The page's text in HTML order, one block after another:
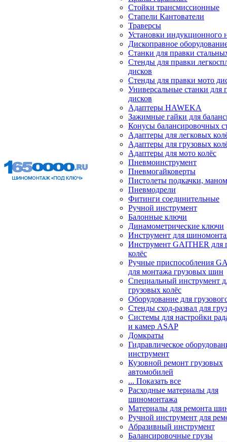
Стойки трансмиссионные
Стапели Кантователи
Траверсы
Установки индукционного
Дископравное
Станки для правки
Стенды для правки
дисков
Стенды для правки мото
Универсальные станки для
дисков
Адаптеры HAWEKA
Зажимные гайки для
Конусы балансировочных
Адаптеры для легковых
Адаптеры для грузовых
Адаптеры для мото колёс
Пневмоинструмент
Пневмогайковерты
Пистолеты подкачки,
Пневмодрели
Фитинги соединительные
Ручной инструмент
Балонные ключи
Динамометрические ключи
Инструмент для
Инструмент GAITHER для
колёс
Ручные приспособления
для монтажа грузовых шин
Специальный инструмент
грузовых колёс
Оборудование для
Стенды сход-развал для
Системы для настройки
и камер ASAP
Домкраты
Гидравлическое
инструмент
Кузовной ремонт грузовых
автомобилей
... Показать все
Расходные материалы для
шиномонтажа
Материалы для ремонта
Ручной инструмент для
Абразивный инструмент
Балансировочные грузы